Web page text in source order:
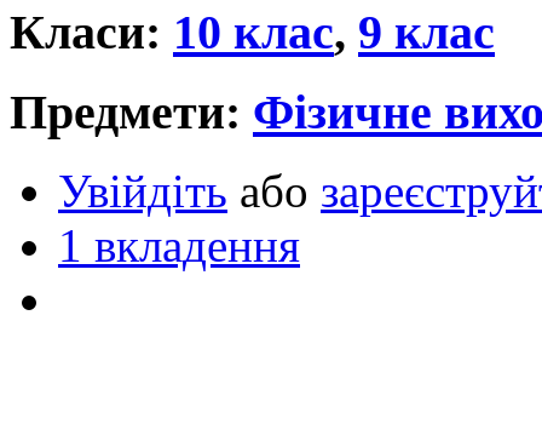
Класи: 10 клас, 9 клас
Предмети: Фізичне
Увійдіть або
1 вкладення